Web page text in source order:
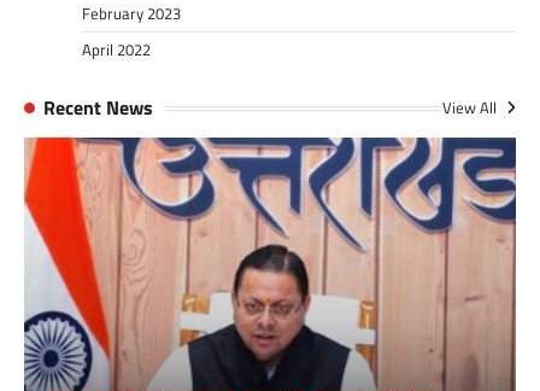
February 2023
April 2022
Recent News View All